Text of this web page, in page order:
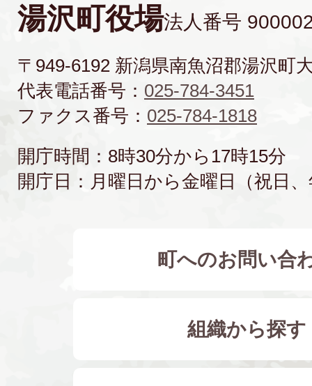
湯沢町役場法人番号
〒949-6192 新潟県南魚沼郡湯沢町
代表電話番号： 025-784-3451
ファクス番号： 025-784-1818
開庁時間：8時30分から17時15分
開庁日：月曜日から金曜日（祝日
町へのお問い合
組織から探す